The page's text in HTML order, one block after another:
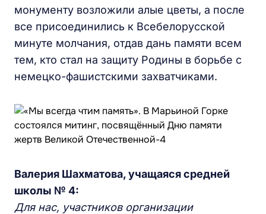
монументу возложили алые цветы, а после
все присоединились к Всебелорусской
минуте молчания, отдав дань памяти всем
тем, кто стал на защиту Родины в борьбе с
немецко-фашистскими захватчиками.
Валерия Шахматова, учащаяся средней
школы № 4:
Для нас, участников организации